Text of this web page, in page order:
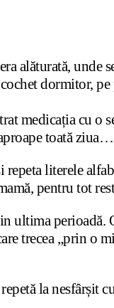
alăturată, unde
dormitor,
medicația cu
toată ziua…
literele
pentru tot
ultima
trecea „prin
la